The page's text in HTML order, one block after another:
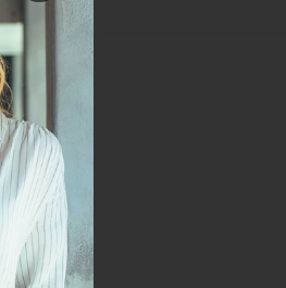
za
osvojenu